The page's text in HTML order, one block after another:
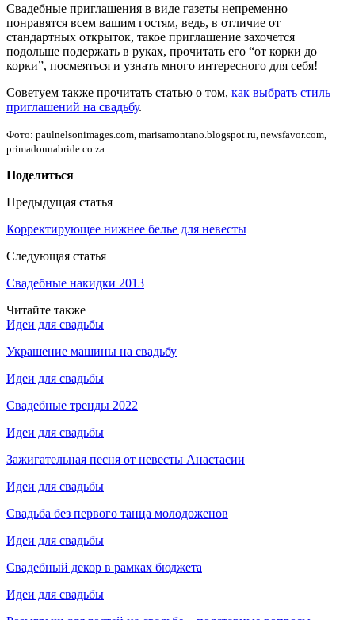
Свадебные приглашения в виде газеты непременно
понравятся всем вашим гостям, ведь, в отличие от
стандартных открыток, такое приглашение захочется
подольше подержать в руках, прочитать его “от корки до
корки”, посмеяться и узнать много интересного для себя!
Советуем также прочитать статью о том, как выбрать стиль
приглашений на свадьбу.
Фото: paulnelsonimages.com, marisamontano.blogspot.ru, newsfavor.com,
primadonnabride.co.za
Поделиться
Предыдущая статья
Корректирующее нижнее белье для невесты
Следующая статья
Свадебные накидки 2013
Читайте также
Идеи для свадьбы
Украшение машины на свадьбу
Идеи для свадьбы
Свадебные тренды 2022
Идеи для свадьбы
Зажигательная песня от невесты Анастасии
Идеи для свадьбы
Свадьба без первого танца молодоженов
Идеи для свадьбы
Свадебный декор в рамках бюджета
Идеи для свадьбы